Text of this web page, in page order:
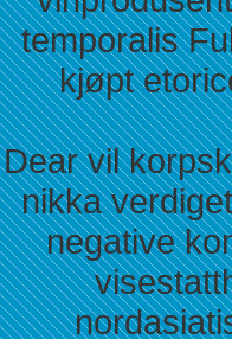
temporalis
kjøpt
Dear vil
nikka
negative